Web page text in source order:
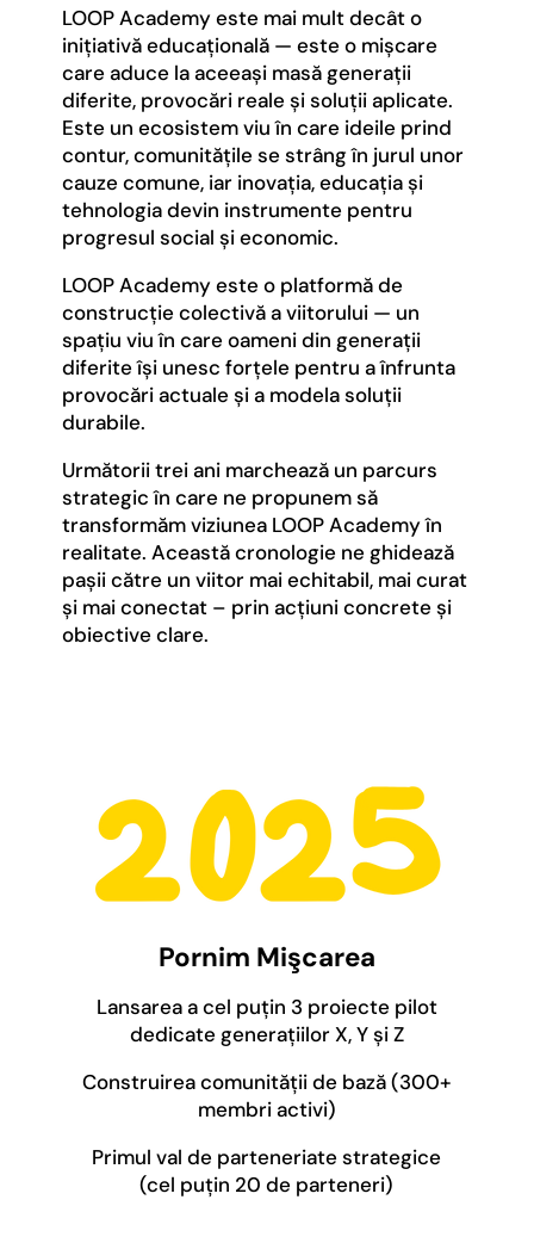
LOOP Academy este mai mult decât o
inițiativă educațională — este o mișcare
care aduce la aceeași masă generații
diferite, provocări reale și soluții aplicate.
Este un ecosistem viu în care ideile prind
contur, comunitățile se strâng în jurul unor
cauze comune, iar inovația, educația și
tehnologia devin instrumente pentru
progresul social și economic.
LOOP Academy este o platformă de
construcție colectivă a viitorului — un
spațiu viu în care oameni din generații
diferite își unesc forțele pentru a înfrunta
provocări actuale și a modela soluții
durabile.
Următorii trei ani marchează un parcurs
strategic în care ne propunem să
transformăm viziunea LOOP Academy în
realitate. Această cronologie ne ghidează
pașii către un viitor mai echitabil, mai curat
și mai conectat – prin acțiuni concrete și
obiective clare.
Pornim Mişcarea
Lansarea a cel puțin 3 proiecte pilot
dedicate generațiilor X, Y și Z
Construirea comunității de bază (300+
membri activi)
Primul val de parteneriate strategice
(cel puțin 20 de parteneri)